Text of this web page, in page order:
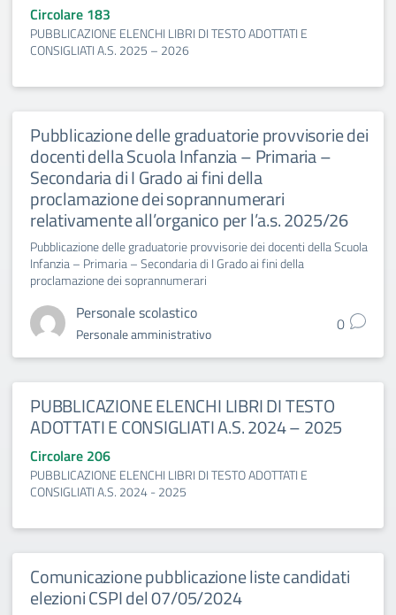
Circolare 183
PUBBLICAZIONE ELENCHI LIBRI DI TESTO ADOTTATI E
CONSIGLIATI A.S. 2025 – 2026
Pubblicazione delle graduatorie provvisorie dei
docenti della Scuola Infanzia – Primaria –
Secondaria di I Grado ai fini della
proclamazione dei soprannumerari
relativamente all’organico per l’a.s. 2025/26
Pubblicazione delle graduatorie provvisorie dei docenti della Scuola
Infanzia – Primaria – Secondaria di I Grado ai fini della
proclamazione dei soprannumerari
Personale scolastico
Personale amministrativo 0
PUBBLICAZIONE ELENCHI LIBRI DI TESTO
ADOTTATI E CONSIGLIATI A.S. 2024 – 2025
Circolare 206
PUBBLICAZIONE ELENCHI LIBRI DI TESTO ADOTTATI E
CONSIGLIATI A.S. 2024 - 2025
Comunicazione pubblicazione liste candidati
elezioni CSPI del 07/05/2024